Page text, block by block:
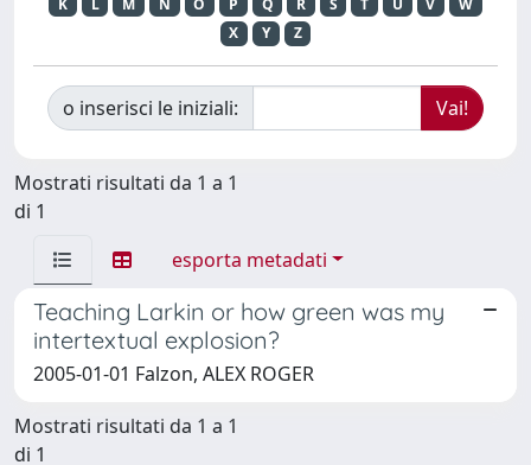
K
L M N O P Q R S T U V
W
X
Y Z
o inserisci le iniziali:
Mostrati risultati da 1 a 1
di 1
esporta metadati
Teaching Larkin or how green was my
intertextual explosion?
2005-01-01 Falzon, ALEX ROGER
Mostrati risultati da 1 a 1
di 1